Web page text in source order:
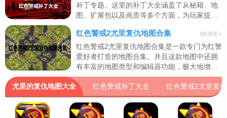
补丁专题。这里的补丁大全涵盖了从秘籍、地
图、扩展包以及画质等多个方面，为玩家提供
千万不要错过！
红色警戒2尤里复仇地图合集 MORE+
红色警戒2尤里复仇地图合集是一款专门为红警
爱好者打造的地图合集。并且这款地图中还拥
有丰富的地图类型和编辑器功能，极大地增强
了游戏的策略性和可玩性。对于喜欢即时战略
游戏的玩家来说，这些地图合集无疑是一种宝
贵的资源。
尤里的复仇地图大全 红色警戒补丁大全 红色警戒2尤里复